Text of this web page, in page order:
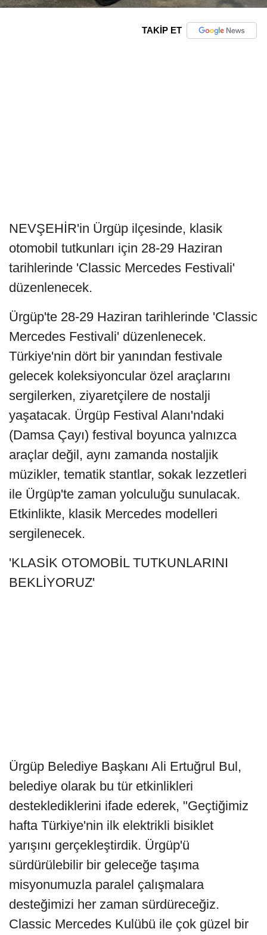
TAKİP ET
NEVŞEHİR'in Ürgüp ilçesinde, klasik
otomobil tutkunları için 28-29 Haziran
tarihlerinde 'Classic Mercedes Festivali'
düzenlenecek.
Ürgüp'te 28-29 Haziran tarihlerinde 'Classic
Mercedes Festivali' düzenlenecek.
Türkiye'nin dört bir yanından festivale
gelecek koleksiyoncular özel araçlarını
sergilerken, ziyaretçilere de nostalji
yaşatacak. Ürgüp Festival Alanı'ndaki
(Damsa Çayı) festival boyunca yalnızca
araçlar değil, aynı zamanda nostaljik
müzikler, tematik stantlar, sokak lezzetleri
ile Ürgüp'te zaman yolculuğu sunulacak.
Etkinlikte, klasik Mercedes modelleri
sergilenecek.
'KLASİK OTOMOBİL TUTKUNLARINI
BEKLİYORUZ'
Ürgüp Belediye Başkanı Ali Ertuğrul Bul,
belediye olarak bu tür etkinlikleri
desteklediklerini ifade ederek, "Geçtiğimiz
hafta Türkiye'nin ilk elektrikli bisiklet
yarışını gerçekleştirdik. Ürgüp'ü
sürdürülebilir bir geleceğe taşıma
misyonumuzla paralel çalışmalara
desteğimizi her zaman sürdüreceğiz.
Classic Mercedes Kulübü ile çok güzel bir